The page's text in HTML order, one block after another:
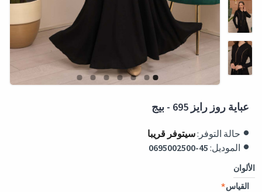
عباية روز رايز 695 - بيج
حالة التوفر:سيتوفر قريبا
الموديل: 0695002500-45
الألوان
القياس